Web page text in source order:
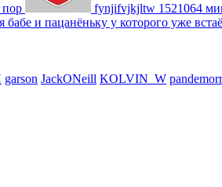
пор fynjifvjkjltw 1521064
бабе и пацанёньку у которого уже
garson JackONeill KOLVIN_W